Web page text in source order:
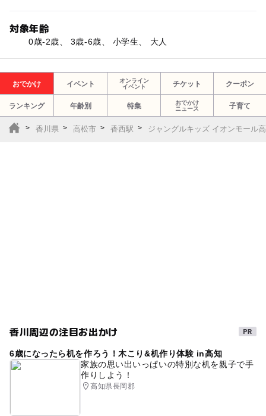
対象年齢
0歳-2歳、 3歳-6歳、 小学生、 大人
おでかけ イベント
オンライン
イベント
チケット クーポン
ランキング 年齢別 特集
おでかけ
ニュース
子育て
香川県 高松市 香西駅 ジャングルキッズ イオンモール
香川周辺の注目お出かけ
6歳になったら机を作ろう！木こり&机作り体験 in高知
家族の思い出いっぱいの特別な机を親子で手
作りしよう！
高知県長岡郡